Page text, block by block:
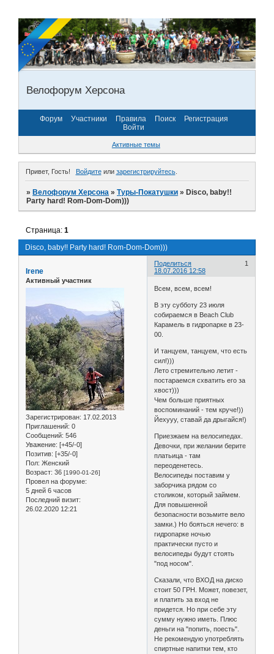
Велофорум Херсона
Форум Участники Правила Поиск
Регистрация
Войти
Активные темы
Привет, Гость! Войдитеили зарегистрируйтесь.
»Велофорум Херсона »Туры-Покатушки »Disco, baby!!
Party hard! Rom-Dom-Dom)))
Disco, baby!! Party hard! Rom-Dom-Dom)))
Страница:1
Поделиться
1
18.07.2016 12:58
Irene
Активный участник
Зарегистрирован: 17.02.2013
Приглашений: 0
Сообщений: 546
Уважение: [+45/-0]
Позитив: [+35/-0]
Пол: Женский
Возраст: 36 [1990-01-26]
Провел на форуме:
5 дней 6 часов
Последний визит:
26.02.2020 12:21
Всем, всем, всем!
В эту субботу 23 июля
собираемся в Beach Club
Карамель в гидропарке в 23-
00.
И танцуем, танцуем, что есть
сил!)))
Лето стремительно летит -
постараемся схватить его за
хвост)))
Чем больше приятных
воспоминаний - тем круче!))
Йехууу, ставай да дрыгайся!)
Приезжаем на велосипедах.
Девочки, при желании берите
платьица - там
переоденетесь.
Велосипеды поставим у
заборчика рядом со
столиком, который займем.
Для повышенной
безопасности возьмите вело
замки.) Но бояться нечего: в
гидропарке ночью
практически пусто и
велосипеды будут стоять
"под носом".
Сказали, что ВХОД на диско
стоит 50 ГРН. Может, повезет,
и платить за вход не
придется. Но при себе эту
сумму нужно иметь. Плюс
деньги на "попить, поесть".
Не рекомендую употреблять
спиртные напитки тем, кто